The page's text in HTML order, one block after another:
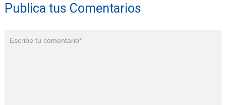
Publica tus Comentarios